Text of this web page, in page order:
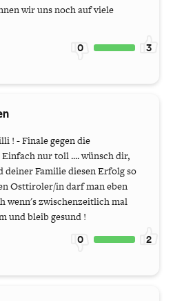
wir uns noch auf viele
0 3
! - Finale gegen die
nur toll .... wünsch dir,
deiner Familie diesen Erfolg so
Osttiroler/in darf man eben
wenn's zwischenzeitlich mal
und bleib gesund !
0 2